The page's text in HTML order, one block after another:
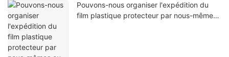
Pouvons-nous organiser l'expédition du
film plastique protecteur par nous-mêmes